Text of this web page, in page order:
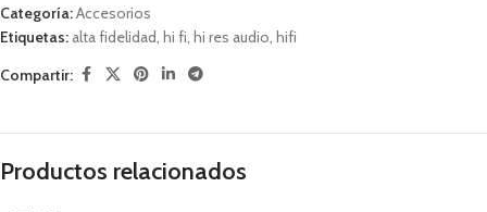
Categoría:Accesorios
Etiquetas: alta fidelidad, hi fi, hi res audio, hifi
Compartir:
Productos relacionados